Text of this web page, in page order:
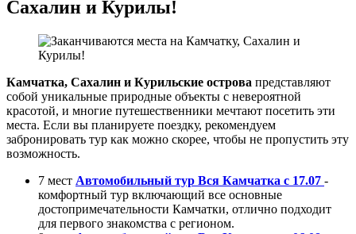
Сахалин и Курилы!
Камчатка, Сахалин и Курильские острова представляют
собой уникальные природные объекты с невероятной
красотой, и многие путешественники мечтают посетить эти
места. Если вы планируете поездку, рекомендуем
забронировать тур как можно скорее, чтобы не пропустить эту
возможность.
7 мест Автомобильный тур Вся Камчатка с 17.07 -
комфортный тур включающий все основные
достопримечательности Камчатки, отлично подходит
для первого знакомства с регионом.